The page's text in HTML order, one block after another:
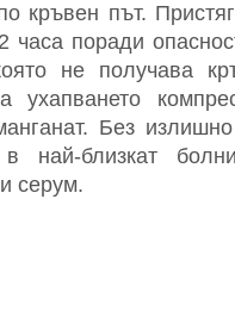
кръвен път.
часа поради
не получава
ухапването
Без
в най-близкат
серум.